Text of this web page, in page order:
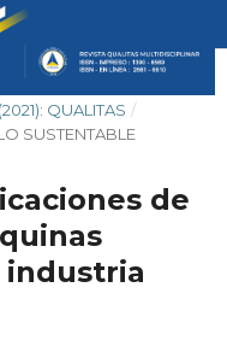
QUALITAS /
SUSTENTABLE
de
industria